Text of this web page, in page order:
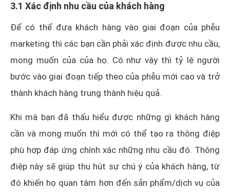
3.1 Xác định nhu cầu của khách hàng
Để có thể đưa khách hàng vào giai đoạn của phễu
marketing thì các bạn cần phải xác định được nhu cầu,
mong muốn của của họ. Có như vậy thì tỷ lệ người
bước vào giai đoạn tiếp theo của phễu mới cao và trở
thành khách hàng trung thành hiệu quả.
Khi mà bạn đã thấu hiểu được những gì khách hàng
cần và mong muốn thì mới có thể tạo ra thông điệp
phù hợp đáp ứng chính xác những nhu cầu đó. Thông
điệp này sẽ giúp thu hút sự chú ý của khách hàng, từ
đó khiến họ quan tâm hơn đến sản phẩm/dịch vụ của